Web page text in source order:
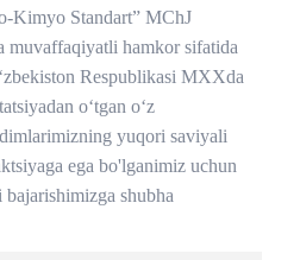
Kimyo Standart” MChJ
muvaffaqiyatli hamkor sifatida
Respublikasi MXXda
o‘tgan o‘z
yuqori saviyali
ega bo'lganimiz uchun
shubha